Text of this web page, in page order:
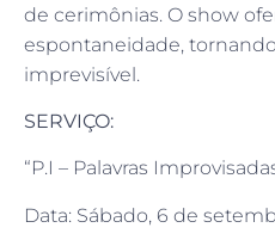
de cerimônias. O show
espontaneidade,
imprevisível.
SERVIÇO:
“P.I – Palavras
Data: Sábado, 6 de